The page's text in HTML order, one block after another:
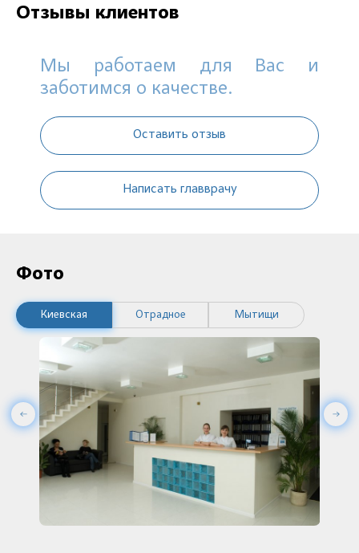
Отзывы клиентов
Мы работаем для Вас и
заботимся о качестве.
Оставить отзыв
Написать главврачу
Фото
Киевская Отрадное Мытищи